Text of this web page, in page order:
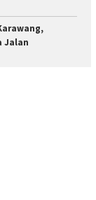
Jalan